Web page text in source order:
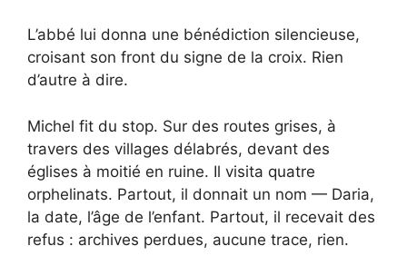
L’abbé lui donna une bénédiction silencieuse,
croisant son front du signe de la croix. Rien
d’autre à dire.
Michel fit du stop. Sur des routes grises, à
travers des villages délabrés, devant des
églises à moitié en ruine. Il visita quatre
orphelinats. Partout, il donnait un nom — Daria,
la date, l’âge de l’enfant. Partout, il recevait des
refus : archives perdues, aucune trace, rien.